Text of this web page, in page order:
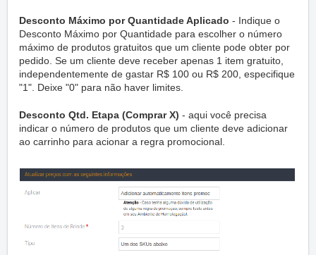
Desconto Máximo por Quantidade Aplicado - Indique o
Desconto Máximo por Quantidade para escolher o número
máximo de produtos gratuitos que um cliente pode obter por
pedido. Se um cliente deve receber apenas 1 item gratuito,
independentemente de gastar R$ 100 ou R$ 200, especifique
"1". Deixe "0" para não haver limites.
Desconto Qtd. Etapa (Comprar X) - aqui você precisa
indicar o número de produtos que um cliente deve adicionar
ao carrinho para acionar a regra promocional.